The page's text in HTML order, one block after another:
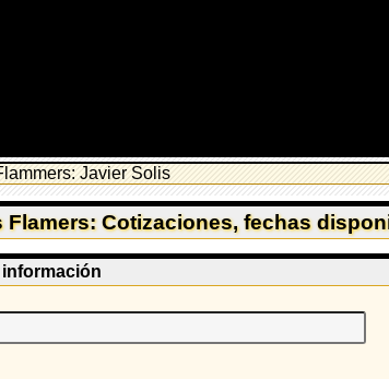
Javier Solis
Flamers: Cotizaciones, fechas